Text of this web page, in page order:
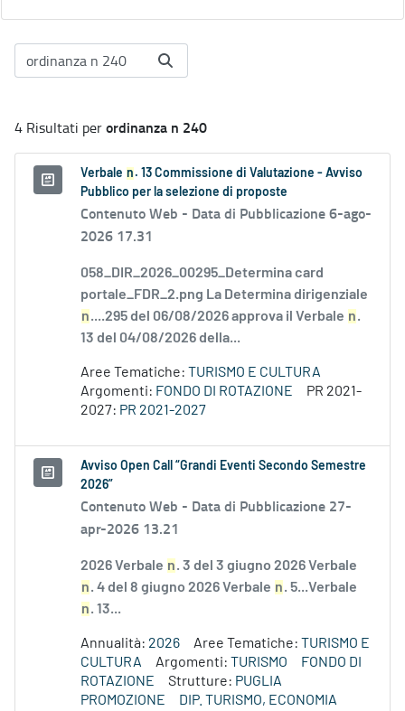
4 Risultati perordinanza n 240
Verbale n . 13 Commissione di Valutazione - Avviso
Pubblico per la selezione di proposte
Contenuto Web - Data di Pubblicazione 6-ago-
2026 17.31
058_DIR_2026_00295_Determina card
portale_FDR_2.png La Determina dirigenziale
n....295 del 06/08/2026 approva il Verbale n.
13 del 04/08/2026 della...
Aree Tematiche: TURISMO E CULTURA
Argomenti: FONDO DI ROTAZIONE
PR 2021-
2027: PR 2021-2027
Avviso Open Call “Grandi Eventi Secondo Semestre
2026”
Contenuto Web - Data di Pubblicazione 27-
apr-2026 13.21
2026 Verbale n. 3 del 3 giugno 2026 Verbale
n. 4 del 8 giugno 2026 Verbale n. 5...Verbale
n. 13...
Annualità: 2026 Aree Tematiche: TURISMO E
CULTURA
Argomenti: TURISMO
FONDO DI
ROTAZIONE
Strutture: PUGLIA
PROMOZIONE
DIP. TURISMO, ECONOMIA